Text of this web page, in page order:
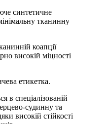
синтетичне
тканинну
коапції
високій міцності
етикетка.
в спеціалізованій
судинну та
високій стійкості